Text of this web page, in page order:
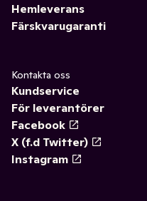
Hemleverans
Färskvarugaranti
Kontakta oss
Kundservice
För leverantörer
Facebook
X (f.d Twitter)
Instagram